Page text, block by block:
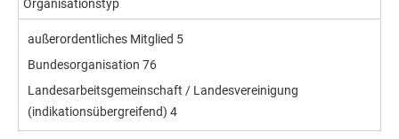
Organisationstyp
außerordentliches Mitglied 5
Bundesorganisation 76
Landesarbeitsgemeinschaft / Landesvereinigung
(indikationsübergreifend) 4